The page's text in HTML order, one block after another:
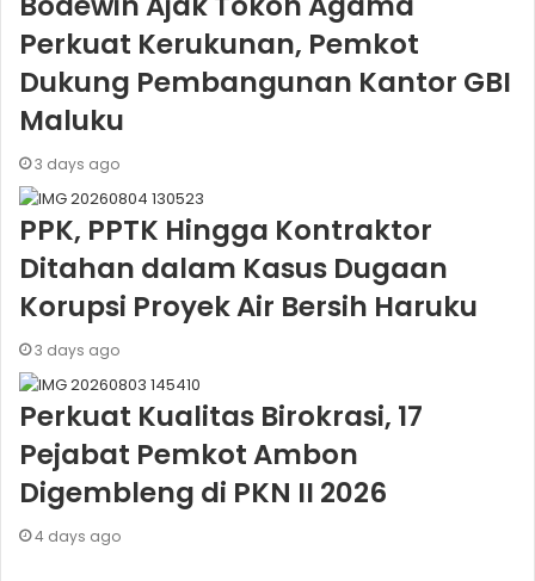
Perkuat Kerukunan, Pemkot
Dukung Pembangunan Kantor GBI
Maluku
3 days ago
PPK, PPTK Hingga Kontraktor
Ditahan dalam Kasus Dugaan
Korupsi Proyek Air Bersih Haruku
3 days ago
Perkuat Kualitas Birokrasi, 17
Pejabat Pemkot Ambon
Digembleng di PKN II 2026
4 days ago